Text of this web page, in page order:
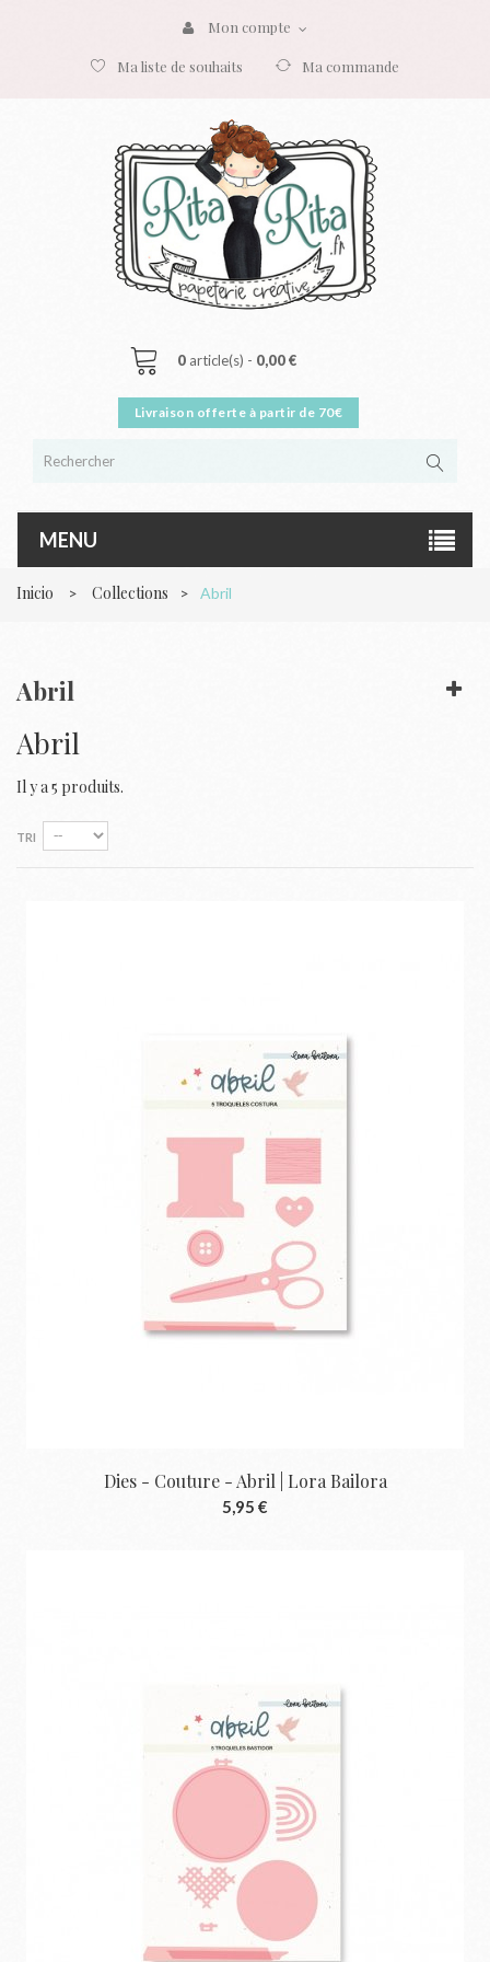
Mon compte
Ma commande
Ma liste de souhaits
0 article(s) - 0,00 €
MENU
Inicio > Collections > Abril
Abril
Abril
Il y a 5 produits.
TRI
Dies - Couture - Abril | Lora Bailora
5,95 €